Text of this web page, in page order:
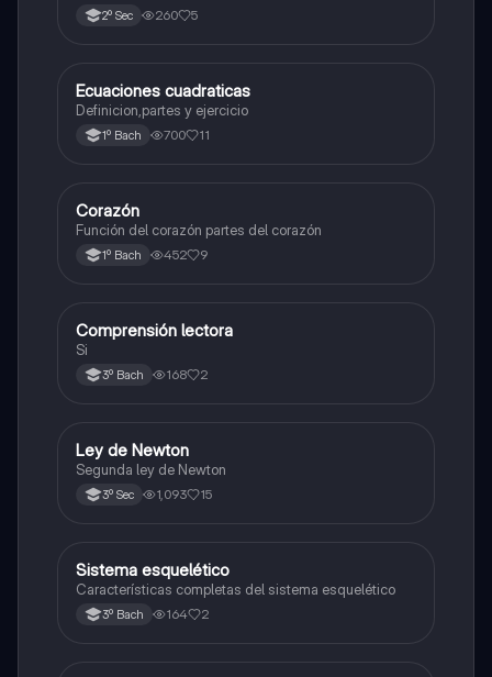
2º Sec 260 5
Física
Ecuaciones cuadraticas
Definicion,partes y ejercicio
1º Bach 700 11
Otros
Corazón
Función del corazón partes del corazón
1º Bach 452 9
Otros
Comprensión lectora
Si
3º Bach 168 2
Física
Ley de Newton
Segunda ley de Newton
3º Sec 1,093 15
Biología
Sistema esquelético
Características completas del sistema esquelético
3º Bach 164 2